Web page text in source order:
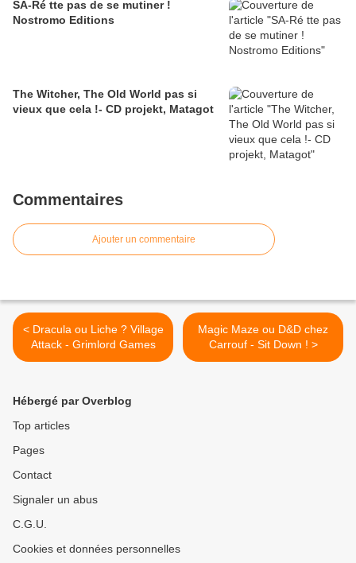
SA-Ré tte pas de se mutiner !
Nostromo Editions
The Witcher, The Old World pas si
vieux que cela !- CD projekt, Matagot
Commentaires
Ajouter un commentaire
< Dracula ou Liche ? Village
Attack - Grimlord Games
Magic Maze ou D&D chez
Carrouf - Sit Down ! >
Hébergé par Overblog
Top articles
Pages
Contact
Signaler un abus
C.G.U.
Cookies et données personnelles